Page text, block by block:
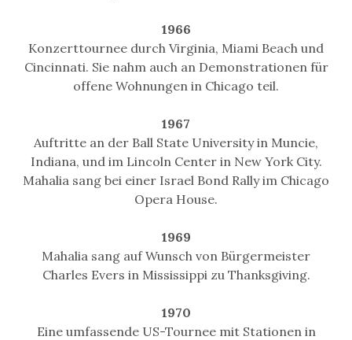
1966
Konzerttournee durch Virginia, Miami Beach und
Cincinnati. Sie nahm auch an Demonstrationen für
offene Wohnungen in Chicago teil.
1967
Auftritte an der Ball State University in Muncie,
Indiana, und im Lincoln Center in New York City.
Mahalia sang bei einer Israel Bond Rally im Chicago
Opera House.
1969
Mahalia sang auf Wunsch von Bürgermeister
Charles Evers in Mississippi zu Thanksgiving.
1970
Eine umfassende US-Tournee mit Stationen in